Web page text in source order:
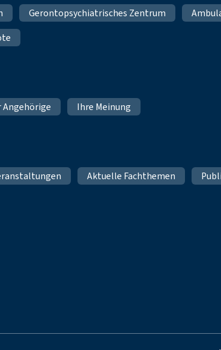
Gerontopsychiatrisches Zentrum
Ihre Meinung
Aktuelle Fachthemen